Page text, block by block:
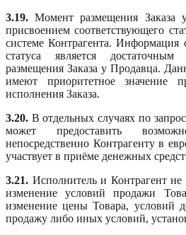
3.19. Момент размещения Заказа
присвоением соответствующего
системе Контрагента. Информация
статуса является достаточным
размещения Заказа у Продавца.
имеют приоритетное значение
исполнения Заказа.
3.20. В отдельных случаях по
может предоставить
непосредственно Контрагенту в
участвует в приёме денежных
3.21. Исполнитель и Контрагент не
изменение условий продажи
изменение цены Товара, условий
продажу либо иных условий,